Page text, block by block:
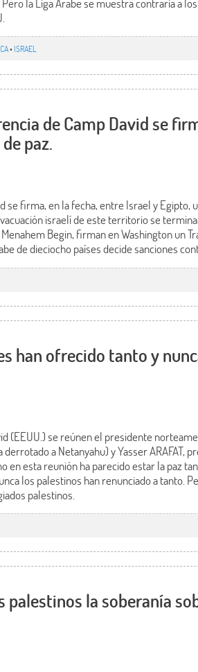
• ISRAEL
de Camp David se
paz.
se firma, en la fecha, entre Israel y Egipto,
israelí de este territorio se
Begin, firman en Washington un
de dieciocho países decide sanciones
han ofrecido tanto y
(EEUU.) se reúnen el presidente
a Netanyahu) y Yasser ARAFAT,
esta reunión ha parecido estar la paz
los palestinos han renunciado a tanto.
palestinos.
palestinos la soberanía